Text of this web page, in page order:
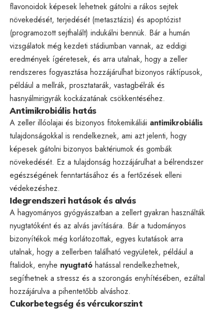
flavonoidok képesek lehetnek gátolni a rákos sejtek
növekedését, terjedését (metasztázis) és apoptózist
(programozott sejthalált) indukálni bennük. Bár a humán
vizsgálatok még kezdeti stádiumban vannak, az eddigi
eredmények ígéretesek, és arra utalnak, hogy a zeller
rendszeres fogyasztása hozzájárulhat bizonyos ráktípusok,
például a mellrák, prosztatarák, vastagbélrák és
hasnyálmirigyrák kockázatának csökkentéséhez.
Antimikrobiális hatás
A zeller illóolajai és bizonyos fitokemikáliái antimikrobiális
tulajdonságokkal is rendelkeznek, ami azt jelenti, hogy
képesek gátolni bizonyos baktériumok és gombák
növekedését. Ez a tulajdonság hozzájárulhat a bélrendszer
egészségének fenntartásához és a fertőzések elleni
védekezéshez.
Idegrendszeri hatások és alvás
A hagyományos gyógyászatban a zellert gyakran használták
nyugtatóként és az alvás javítására. Bár a tudományos
bizonyítékok még korlátozottak, egyes kutatások arra
utalnak, hogy a zellerben található vegyületek, például a
ftalidok, enyhe nyugtató hatással rendelkezhetnek,
segíthetnek a stressz és a szorongás enyhítésében, ezáltal
hozzájárulva a pihentetőbb alváshoz.
Cukorbetegség és vércukorszint